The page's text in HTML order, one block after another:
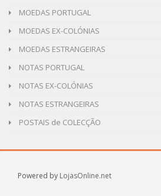
MOEDAS PORTUGAL
MOEDAS EX-COLÓNIAS
MOEDAS ESTRANGEIRAS
NOTAS PORTUGAL
NOTAS EX-COLÓNIAS
NOTAS ESTRANGEIRAS
POSTAIS de COLECÇÃO
Powered by LojasOnline.net